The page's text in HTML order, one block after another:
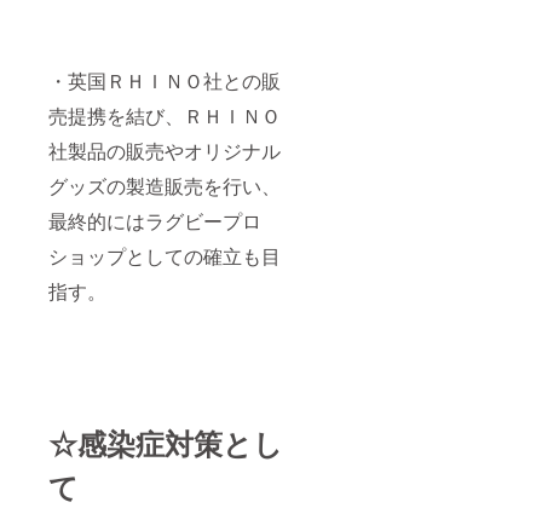
・英国ＲＨＩＮＯ社との販
売提携を結び、ＲＨＩＮＯ
社製品の販売やオリジナル
グッズの製造販売を行い、
最終的にはラグビープロ
ショップとしての確立も目
指す。
☆感染症対策とし
て